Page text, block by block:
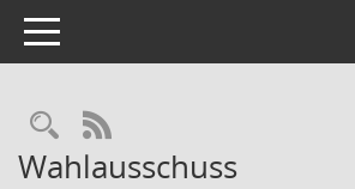
Toggle navigation
Rechercheauswahl
RSS-Feed
Wahlausschuss